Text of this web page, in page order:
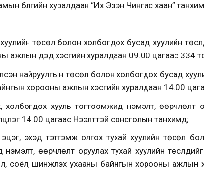
бүлгийн хуралдаан “Их Эзэн Чингис хаан”
төсөл болон холбогдох бусад хуулийн
ажлын дэд хэсгийн хуралдаан 09.00 цагаас 334
найруулгын төсөл болон холбогдох бусад хуулийн
хорооны ажлын хэсгийн хуралдаан 14.00
хууль тогтоомжид нэмэлт, өөрчлөлт
14.00 цагаас Нээлттэй сонсголын танхимд;
эцэг, эхэд тэтгэмж олгох тухай хуулийн төсөл
өөрчлөлт оруулах тухай хуулийн төслүүдийг
соёл, шинжлэх ухааны байнгын хорооны ажлын